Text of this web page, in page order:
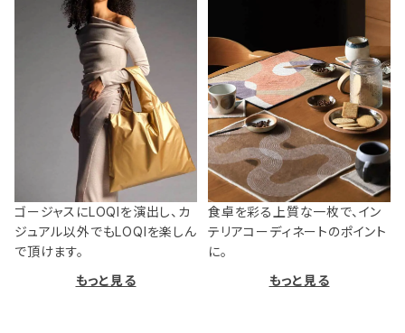
ゴージャスにLOQIを演出し、カ
ジュアル以外でもLOQIを楽しん
で頂けます。
もっと見る
食卓を彩る上質な一枚で、イン
テリアコーディネートのポイント
に。
もっと見る